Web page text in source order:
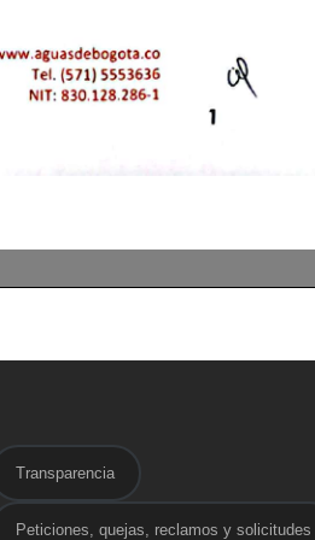
Transparencia
Peticiones, quejas, reclamos y solicitudes